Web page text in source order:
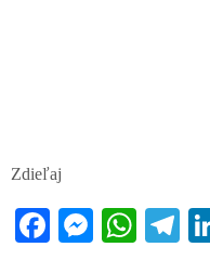
Zdieľaj
Fa M
W